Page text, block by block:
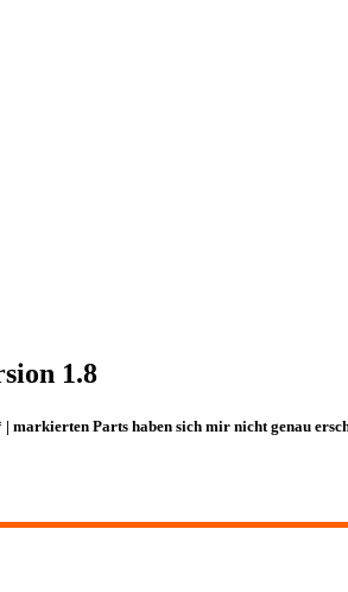
1.8
markierten Parts haben sich mir nicht genau